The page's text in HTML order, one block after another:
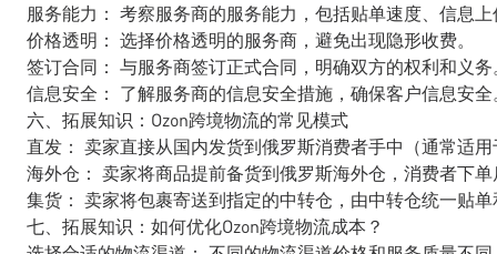
服务能力： 考察服务商的服务能力，包括贴单速度、信息
价格透明： 选择价格透明的服务商，避免出现隐形收费。
签订合同： 与服务商签订正式合同，明确双方的权利和义务
信息安全： 了解服务商的信息安全措施，确保客户信息安全
六、拓展知识：Ozon跨境物流的常见模式
直发： 卖家直接从国内发货到俄罗斯消费者手中（通常适
海外仓： 卖家将商品提前备货到俄罗斯海外仓，消费者下
集货： 卖家将包裹寄送到指定的中转仓，由中转仓统一贴
七、拓展知识：如何优化Ozon跨境物流成本？